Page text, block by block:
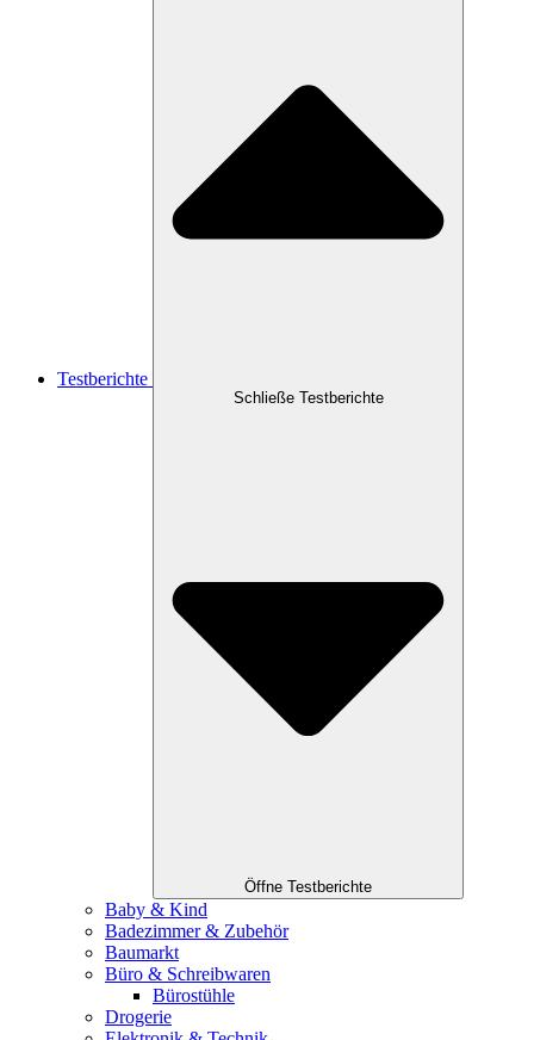
Testberichte
Schließe Testberichte
Öffne Testberichte
Baby & Kind
Badezimmer & Zubehör
Baumarkt
Büro & Schreibwaren
Bürostühle
Drogerie